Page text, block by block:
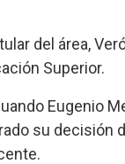
del área,
Superior.
Eugenio
su decisión